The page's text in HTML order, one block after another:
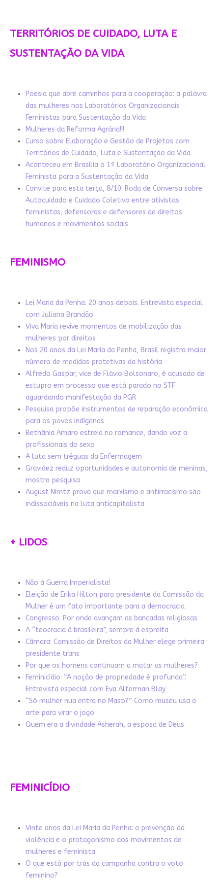
TERRITÓRIOS DE CUIDADO, LUTA E
SUSTENTAÇÃO DA VIDA
Poesia que abre caminhos para a cooperação: a palavra
das mulheres nos Laboratórios Organizacionais
Feministas para Sustentação da Vida
Mulheres da Reforma Agrária!!!
Curso sobre Elaboração e Gestão de Projetos com
Territórios de Cuidado, Luta e Sustentação da Vida
Aconteceu em Brasília o 1º Laboratório Organizacional
Feminista para a Sustentação da Vida
Convite para esta terça, 8/10: Roda de Conversa sobre
Autocuidado e Cuidado Coletivo entre ativistas
feministas, defensoras e defensores de direitos
humanos e movimentos sociais
FEMINISMO
Lei Maria da Penha. 20 anos depois. Entrevista especial
com Juliana Brandão
Viva Maria revive momentos de mobilização das
mulheres por direitos
Nos 20 anos da Lei Maria da Penha, Brasil registra maior
número de medidas protetivas da história
Alfredo Gaspar, vice de Flávio Bolsonaro, é acusado de
estupro em processo que está parado no STF
aguardando manifestação da PGR
Pesquisa propõe instrumentos de reparação econômica
para os povos indígenas
Bethânia Amaro estreia no romance, dando voz a
profissionais do sexo
A luta sem tréguas da Enfermagem
Gravidez reduz oportunidades e autonomia de meninas,
mostra pesquisa
August Nimtz prova que marxismo e antirracismo são
indissociáveis na luta anticapitalista
+ LIDOS
Não à Guerra Imperialista!
Eleição de Erika Hilton para presidente da Comissão da
Mulher é um fato importante para a democracia
Congresso: Por onde avançam as bancadas religiosas
A “teocracia à brasileira”, sempre à espreita
Câmara: Comissão de Direitos da Mulher elege primeira
presidente trans
Por que os homens continuam a matar as mulheres?
Feminicídio: “A noção de propriedade é profunda”.
Entrevista especial com Eva Alterman Blay
“Só mulher nua entra no Masp?” Como museu usa a
arte para virar o jogo
Quem era a divindade Asherah, a esposa de Deus
FEMINICÍDIO
Vinte anos da Lei Maria da Penha: a prevenção da
violência e o protagonismo dos movimentos de
mulheres e feminista
O que está por trás da campanha contra o voto
feminino?